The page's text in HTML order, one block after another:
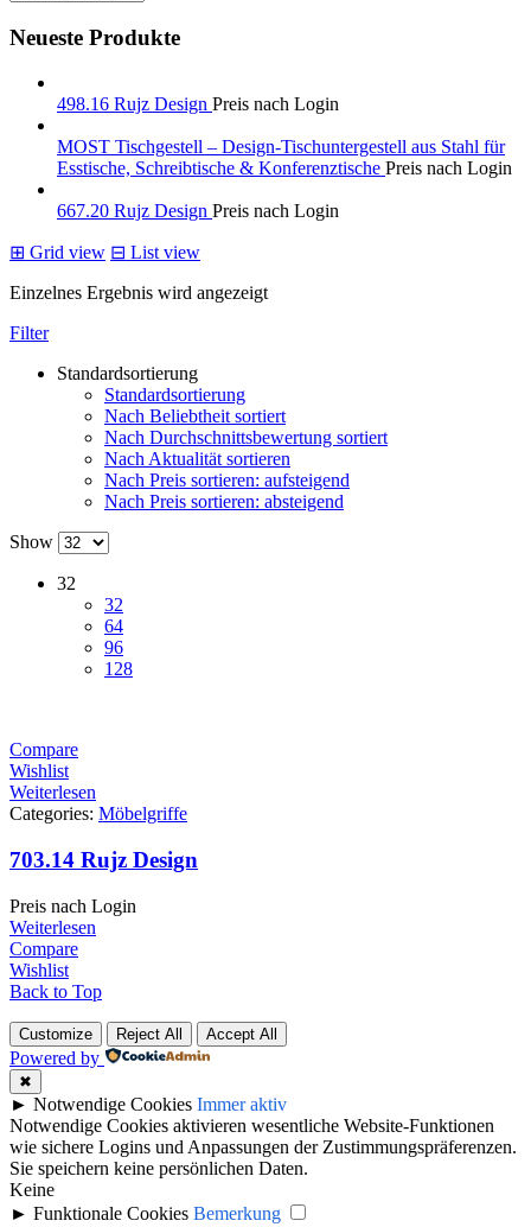
Neueste Produkte
498.16 Rujz Design Preis nach Login
MOST Tischgestell – Design-Tischuntergestell aus Stahl für
Esstische, Schreibtische & Konferenztische Preis nach Login
667.20 Rujz Design Preis nach Login
⊞ Grid view ⊟ List view
Einzelnes Ergebnis wird angezeigt
Filter
Standardsortierung
Standardsortierung
Nach Beliebtheit sortiert
Nach Durchschnittsbewertung sortiert
Nach Aktualität sortieren
Nach Preis sortieren: aufsteigend
Nach Preis sortieren: absteigend
Show
32
32
64
96
128
Compare
Wishlist
Weiterlesen
Categories: Möbelgriffe
703.14 Rujz Design
Preis nach Login
Weiterlesen
Compare
Wishlist
Back to Top
Customize Reject All Accept All
Powered by
✖
► Notwendige Cookies Immer aktiv
Notwendige Cookies aktivieren wesentliche Website-Funktionen
wie sichere Logins und Anpassungen der Zustimmungspräferenzen.
Sie speichern keine persönlichen Daten.
Keine
► Funktionale Cookies Bemerkung